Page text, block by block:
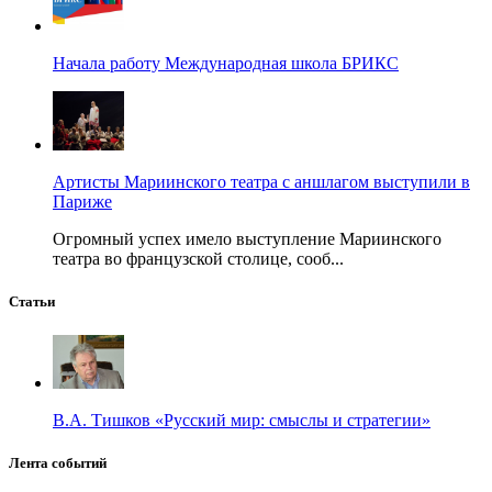
Начала работу Международная школа БРИКС
Артисты Мариинского театра с аншлагом выступили в
Париже
Огромный успех имело выступление Мариинского
театра во французской столице, сооб...
Статьи
В.А. Тишков «Русский мир: смыслы и стратегии»
Лента событий